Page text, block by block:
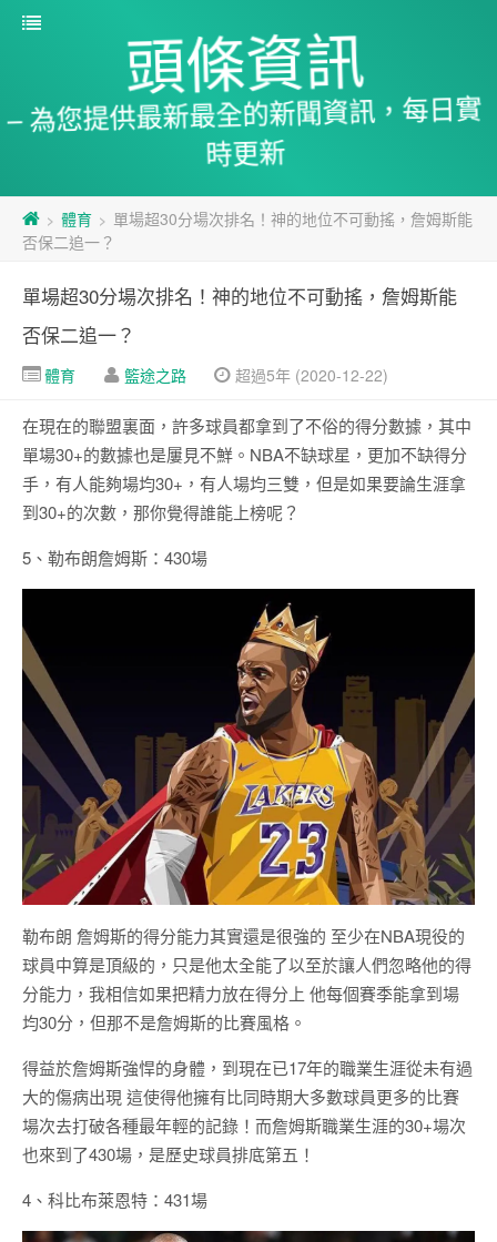
頭條資訊
– 為您提供最新最全的新聞資訊，每日實
時更新
> 體育 > 單場超30分場次排名！神的地位不可動搖，詹姆斯能
否保二追一？
單場超30分場次排名！神的地位不可動搖，詹姆斯能
否保二追一？
體育 籃途之路 超過5年 (2020-12-22)
在現在的聯盟裏面，許多球員都拿到了不俗的得分數據，其中
單場30+的數據也是屢見不鮮。NBA不缺球星，更加不缺得分
手，有人能夠場均30+，有人場均三雙，但是如果要論生涯拿
到30+的次數，那你覺得誰能上榜呢？
5、勒布朗詹姆斯：430場
勒布朗 詹姆斯的得分能力其實還是很強的 至少在NBA現役的
球員中算是頂級的，只是他太全能了以至於讓人們忽略他的得
分能力，我相信如果把精力放在得分上 他每個賽季能拿到場
均30分，但那不是詹姆斯的比賽風格。
得益於詹姆斯強悍的身體，到現在已17年的職業生涯從未有過
大的傷病出現 這使得他擁有比同時期大多數球員更多的比賽
場次去打破各種最年輕的記錄！而詹姆斯職業生涯的30+場次
也來到了430場，是歷史球員排底第五！
4、科比布萊恩特：431場